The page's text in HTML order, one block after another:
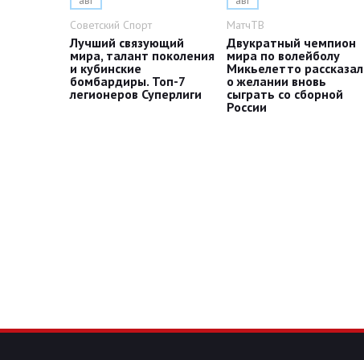
Советский Спорт
Лучший связующий
мира, талант поколения
и кубинские
бомбардиры. Топ-7
легионеров Суперлиги
МатчТВ
Двукратный чемпион
мира по волейболу
Микьелетто рассказал
о желании вновь
сыграть со сборной
России